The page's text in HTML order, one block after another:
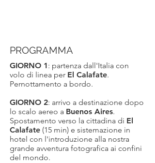
PROGRAMMA
GIORNO 1: partenza dall'Italia con
volo di linea per El Calafate.
Pernottamento a bordo.
GIORNO 2: arrivo a destinazione dopo
lo scalo aereo a Buenos Aires.
Spostamento verso la cittadina di El
Calafate (15 min) e sistemazione in
hotel con l'introduzione alla nostra
grande avventura fotografica ai confini
del mondo.